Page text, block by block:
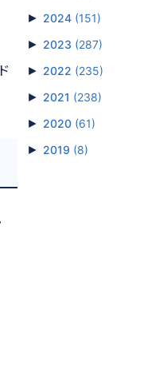
► 2024 (151)
► 2023 (287)
► 2022 (235)
► 2021 (238)
► 2020 (61)
► 2019 (8)